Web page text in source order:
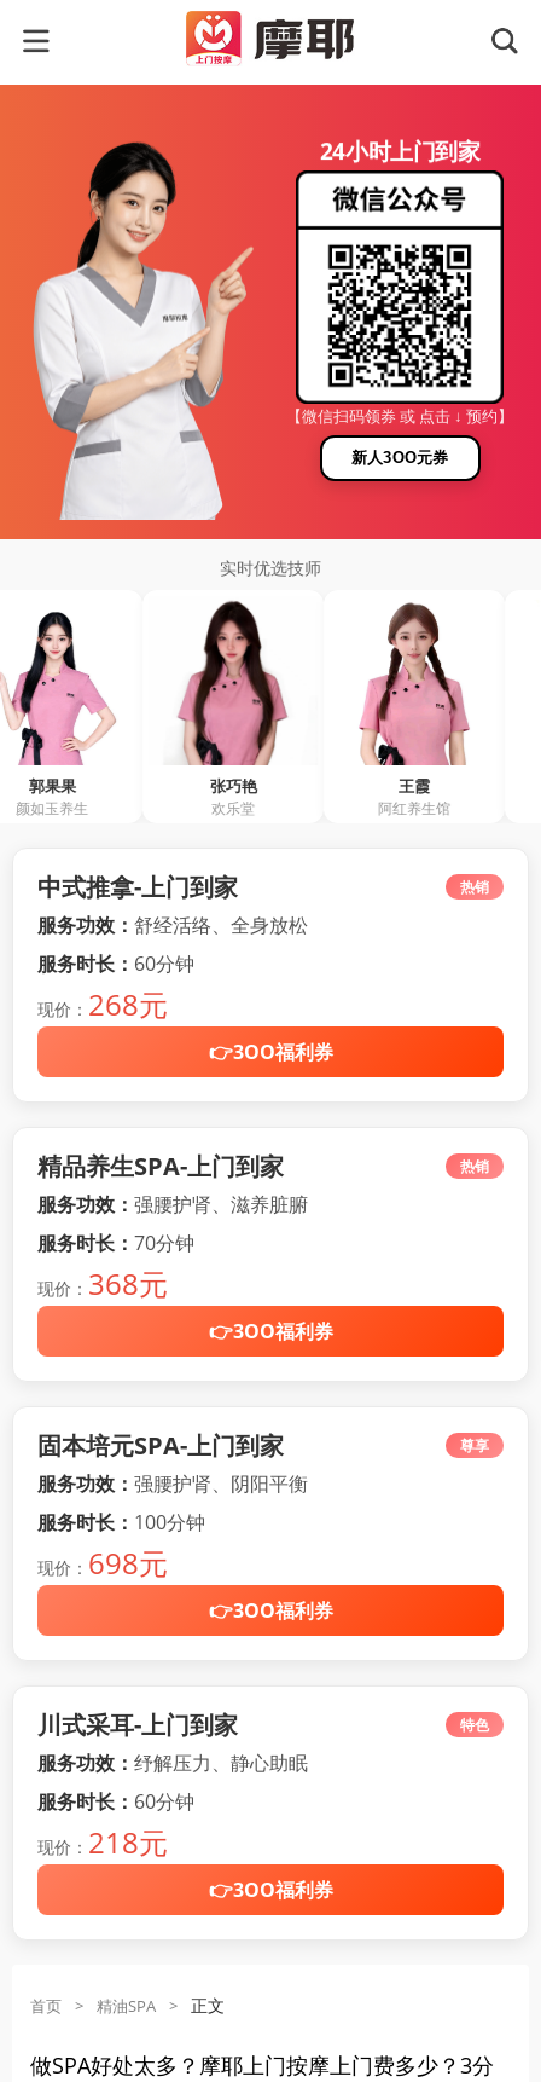
24小时上门到家
【微信扫码领券 或 点击 ↓ 预约】
新人3OO元券
实时优选技师
中式推拿-上门到家 热销
服务功效： 舒经活络、全身放松
服务时长： 60分钟
现价： 268元
👉3OO福利券
精品养生SPA-上门到家 热销
服务功效： 强腰护肾、滋养脏腑
服务时长： 70分钟
现价： 368元
👉3OO福利券
固本培元SPA-上门到家 尊享
服务功效： 强腰护肾、阴阳平衡
服务时长： 100分钟
现价： 698元
👉3OO福利券
川式采耳-上门到家 特色
服务功效： 纾解压力、静心助眠
服务时长： 60分钟
现价： 218元
👉3OO福利券
首页 > 精油SPA > 正文
做SPA好处太多？摩耶上门按摩上门费多少？3分